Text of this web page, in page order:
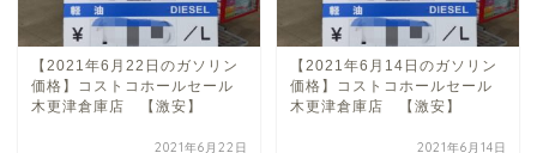
【2021年6月22日のガソリン
価格】コストコホールセール
木更津倉庫店 【激安】
2021年6月22日
【2021年6月14日のガソリン
価格】コストコホールセール
木更津倉庫店 【激安】
2021年6月14日